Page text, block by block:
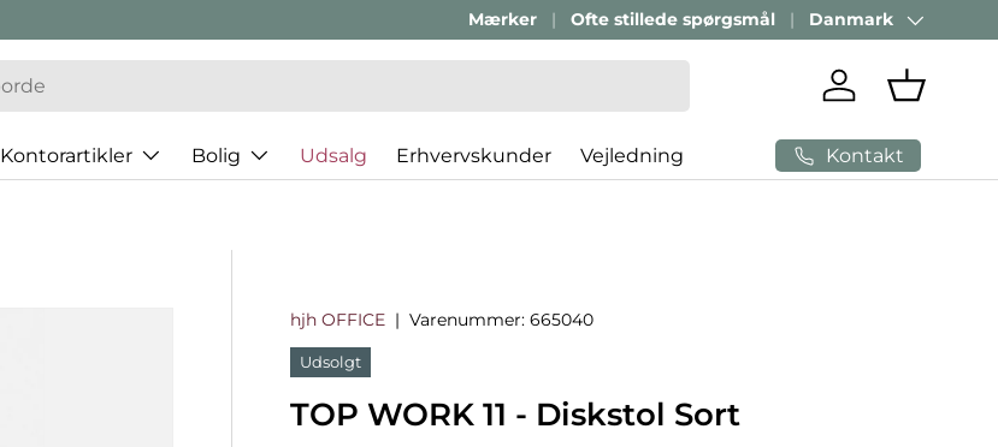
Mærker Ofte stillede spørgsmål Land/Region
Danmark
Log ind
Kontorartikler Bolig Udsalg Erhvervskunder Vejledning Kontakt
hjh OFFICE |Varenummer: 665040
Udsolgt
TOP WORK 11 - Diskstol Sort